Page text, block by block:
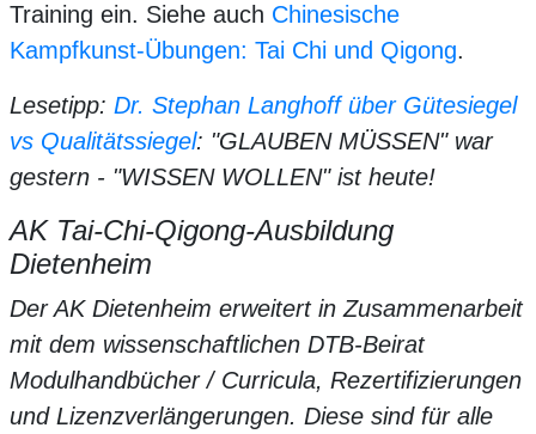
Training ein. Siehe auch Chinesische
Kampfkunst-Übungen: Tai Chi und Qigong.
Lesetipp: Dr. Stephan Langhoff über Gütesiegel
vs Qualitätssiegel: "GLAUBEN MÜSSEN" war
gestern - "WISSEN WOLLEN" ist heute!
AK Tai-Chi-Qigong-Ausbildung
Dietenheim
Der AK Dietenheim erweitert in Zusammenarbeit
mit dem wissenschaftlichen DTB-Beirat
Modulhandbücher / Curricula, Rezertifizierungen
und Lizenzverlängerungen. Diese sind für alle